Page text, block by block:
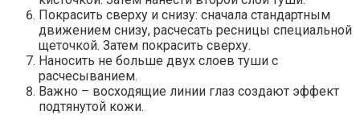
Покрасить сверху и снизу: сначала стандартным
движением снизу, расчесать ресницы специальной
щеточкой. Затем покрасить сверху.
Наносить не больше двух слоев туши с
расчесыванием.
Важно – восходящие линии глаз создают эффект
подтянутой кожи.